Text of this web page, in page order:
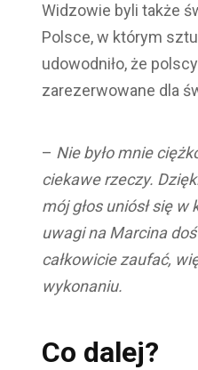
Widzowie byli także
Polsce, w którym
udowodniło, że
zarezerwowane dla
– Nie było mnie
ciekawe rzeczy.
mój głos uniósł się w
uwagi na Marcina
całkowicie zaufać,
wykonaniu.
Co dalej?